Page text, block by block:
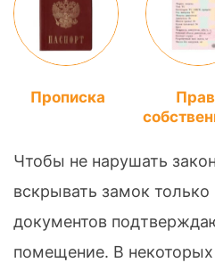
Прописка
Чтобы не нарушать
вскрывать замок
документов
помещение. В некоторых